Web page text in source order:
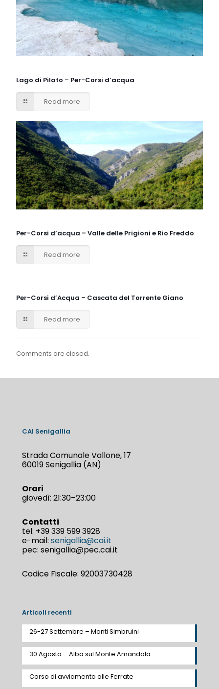
Lago di Pilato – Per-Corsi d’acqua
Read more
Per-Corsi d’acqua – Valle delle Prigioni e Rio Freddo
Read more
Per-Corsi d’Acqua – Cascata del Torrente Giano
Read more
Comments are closed.
CAI Senigallia
Strada Comunale Vallone, 17
60019 Senigallia (AN)
Orari
giovedì: 21:30–23:00
Contatti
tel: +39 339 599 3928
e-mail: senigallia@cai.it
pec: senigallia@pec.cai.it
Codice Fiscale: 92003730428
Articoli recenti
26-27 Settembre – Monti Simbruini
30 Agosto – Alba sul Monte Amandola
Corso di avviamento alle Ferrate